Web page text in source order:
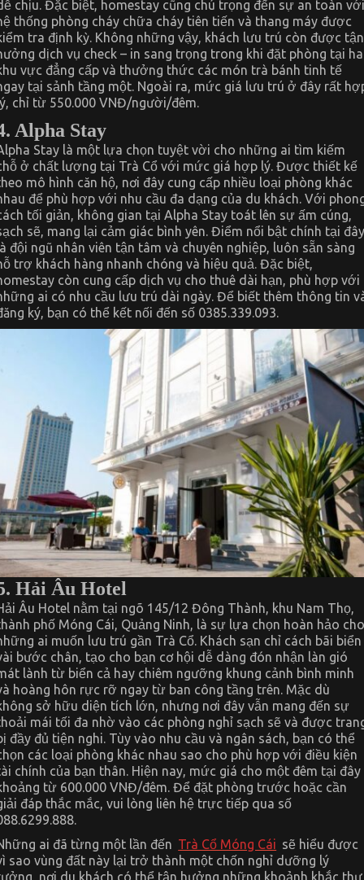
chịu. Đặc biệt, homestay cũng chú trọng đến sự an toàn với
thống phòng cháy chữa cháy tiên tiến và thang máy được
tra định kỳ. Không những vậy, khách lưu trú còn được tận
dịch vụ check – in sang trọng trong khi đặt phòng tại
vực đẳng cấp và thưởng thức các món trà bánh tinh tế
tại sảnh tầng một. Ngoài ra, mức giá lưu trú ở đây rất
chỉ từ 550.000 VNĐ/người/đêm.
Alpha Stay
Stay là một lựa chọn tuyệt vời cho những ai tìm kiếm
ở chất lượng tại Trà Cổ với mức giá hợp lý. Được thiết kế
mô hình căn hộ, nơi đây cung cấp nhiều loại phòng khác
để phù hợp với nhu cầu đa dạng của du khách. Với
tối giản, không gian tại Alpha Stay toát lên sự ấm cúng,
sẽ, mang lại cảm giác bình yên. Điểm nổi bật chính tại đây
đội ngũ nhân viên tận tâm và chuyên nghiệp, luôn sẵn sàng
trợ khách hàng nhanh chóng và hiệu quả. Đặc biệt,
còn cung cấp dịch vụ cho thuê dài hạn, phù hợp với
ai có nhu cầu lưu trú dài ngày. Để biết thêm thông tin
ký, bạn có thể kết nối đến số 0385.339.093.
Hải Âu Hotel
Âu Hotel nằm tại ngõ 145/12 Đông Thành, khu Nam Thọ,
phố Móng Cái, Quảng Ninh, là sự lựa chọn hoàn hảo cho
ai muốn lưu trú gần Trà Cổ. Khách sạn chỉ cách bãi biển
bước chân, tạo cho bạn cơ hội dễ dàng đón nhận làn gió
lành từ biển cả hay chiêm ngưỡng khung cảnh bình minh
hoàng hôn rực rỡ ngay từ ban công tầng trên. Mặc dù
sở hữu diện tích lớn, nhưng nơi đây vẫn mang đến sự
mái tối đa nhờ vào các phòng nghỉ sạch sẽ và được
đầy đủ tiện nghi. Tùy vào nhu cầu và ngân sách, bạn có thể
các loại phòng khác nhau sao cho phù hợp với điều kiện
chính của bạn thân. Hiện nay, mức giá cho một đêm tại đây
từ 600.000 VNĐ/đêm. Để đặt phòng trước hoặc cần
đáp thắc mắc, vui lòng liên hệ trực tiếp qua số
ai đã từng một lần đến Trà Cổ Móng Cái sẽ hiểu được
sao vùng đất này lại trở thành một chốn nghỉ dưỡng lý
nơi du khách có thể tận hưởng những khoảnh khắc thư